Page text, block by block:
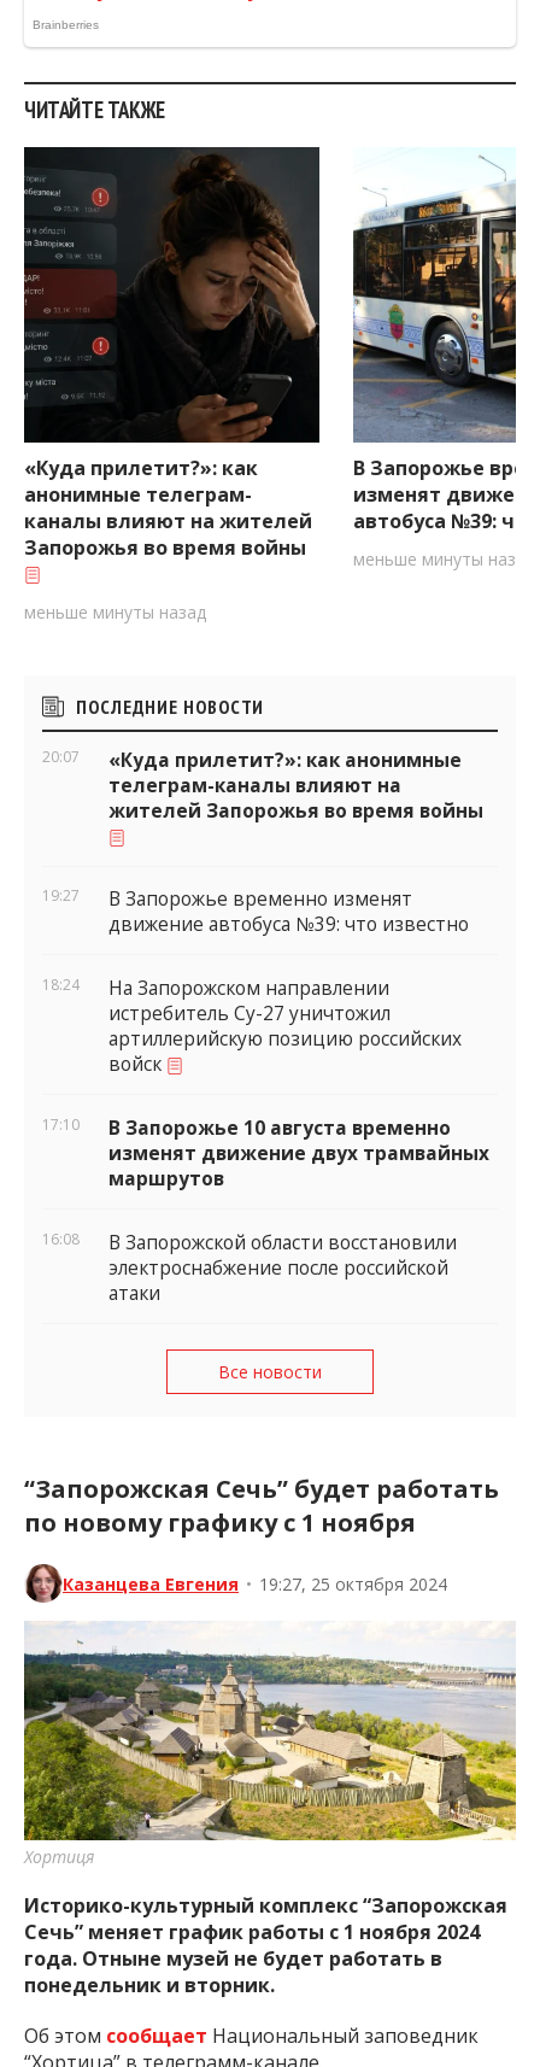
ЧИТАЙТЕ ТАКЖЕ
«Куда прилетит?»: как
анонимные телеграм-
каналы влияют на жителей
Запорожья во время войны
меньше минуты назад
В Запорожье
изменят
автобуса №39:
меньше минуты назад
Боковые
виджеты
ПОСЛЕДНИЕ НОВОСТИ
20:07
«Куда прилетит?»: как анонимные
телеграм-каналы влияют на
жителей Запорожья во время войны
19:27
В Запорожье временно изменят
движение автобуса №39: что известно
18:24
На Запорожском направлении
истребитель Су-27 уничтожил
артиллерийскую позицию российских
войск
17:10
В Запорожье 10 августа временно
изменят движение двух трамвайных
маршрутов
16:08
В Запорожской области восстановили
электроснабжение после российской
атаки
Все новости
“Запорожская Сечь” будет работать
по новому графику с 1 ноября
Казанцева Евгения • 19:27, 25 октября 2024
Хортиця
Историко-культурный комплекс “Запорожская
Сечь” меняет график работы с 1 ноября 2024
года. Отныне музей не будет работать в
понедельник и вторник.
Об этом сообщает Национальный заповедник